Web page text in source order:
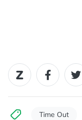
Time Out